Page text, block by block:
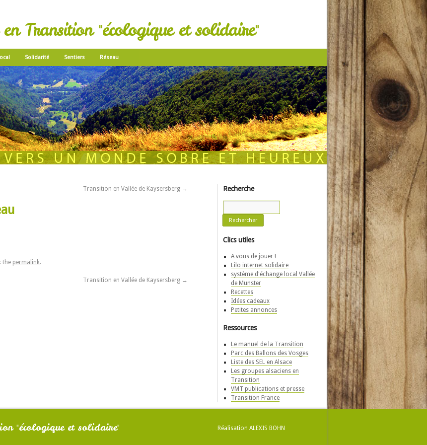
Transition "écologique et solidaire"
Solidarité Sentiers Réseau
Transition en Vallée de Kaysersberg →
the permalink.
Transition en Vallée de Kaysersberg →
Recherche
Clics utiles
A vous de jouer !
Lilo internet solidaire
système d'échange local Vallée
de Munster
Recettes
Idées cadeaux
Petites annonces
Ressources
Le manuel de la Transition
Parc des Ballons des Vosges
Liste des SEL en Alsace
Les groupes alsaciens en
Transition
VMT publications et presse
Transition France
"écologique et solidaire" Réalisation ALEXIS BOHN